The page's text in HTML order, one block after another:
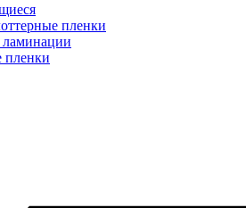
пленки